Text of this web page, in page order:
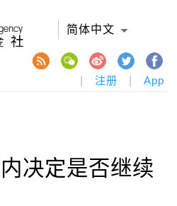
简体中文
注册 App
决定是否继续